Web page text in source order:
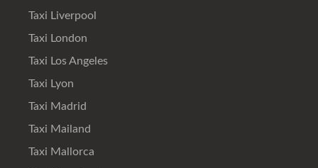
Taxi Liverpool
Taxi London
Taxi Los Angeles
Taxi Lyon
Taxi Madrid
Taxi Mailand
Taxi Mallorca